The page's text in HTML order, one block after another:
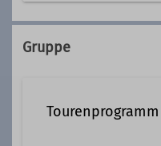
0911 830982
Ämter
Gruppe
Tourenprogramm